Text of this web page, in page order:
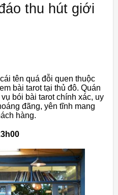
thu hút giới
tên quá đỗi quen thuộc
bài tarot tại thủ đô. Quán
bói bài tarot chính xác, uy
đãng, yên tĩnh mang
hàng.